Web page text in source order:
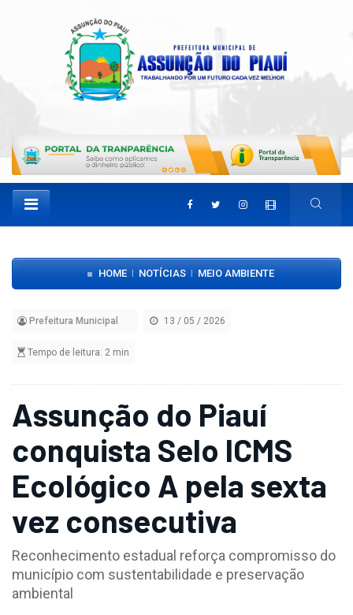
HOME| NOTÍCIAS| MEIO AMBIENTE
Prefeitura Municipal 13 / 05 / 2026
Tempo de leitura: 2 min
Assunção do Piauí
conquista Selo ICMS
Ecológico A pela sexta
vez consecutiva
Reconhecimento estadual reforça compromisso do
município com sustentabilidade e preservação
ambiental